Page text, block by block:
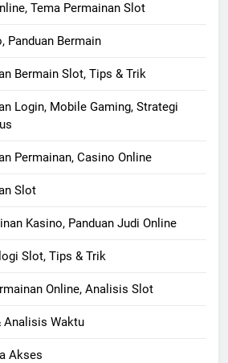
Tema Permainan Slot
Panduan Bermain
Bermain Slot, Tips & Trik
Login, Mobile Gaming, Strategi
Permainan, Casino Online
Slot
Kasino, Panduan Judi Online
Slot, Tips & Trik
Online, Analisis Slot
Analisis Waktu
Akses